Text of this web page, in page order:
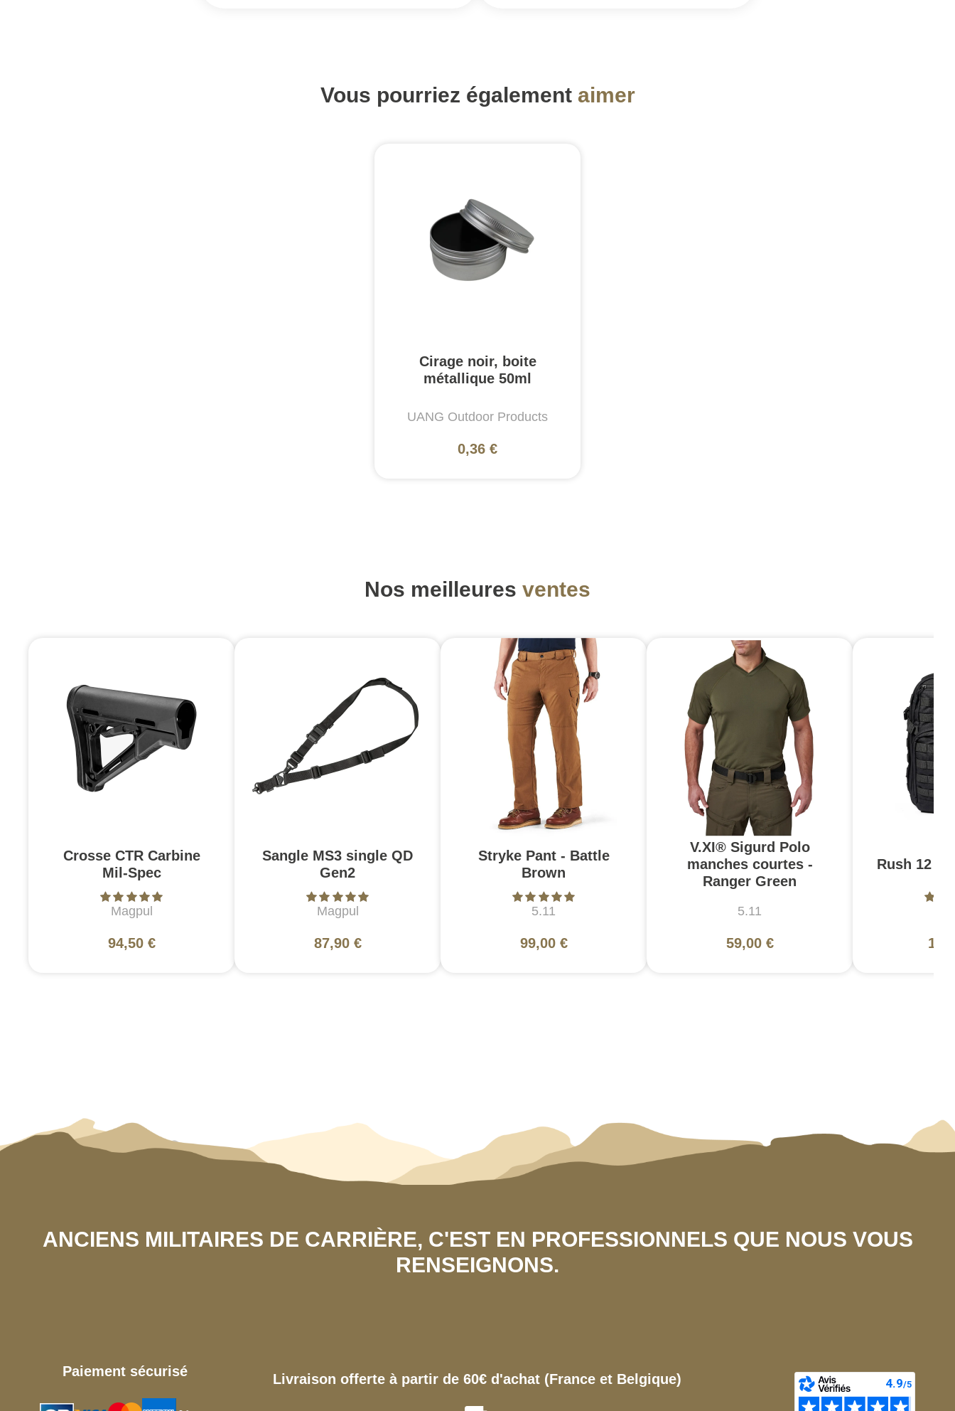
Vous pourriez également aimer
Cirage noir, boite
métallique 50ml
UANG Outdoor Products
0,36 €
Nos meilleures ventes
Crosse CTR Carbine
Mil-Spec
Magpul
94,50 €
Sangle MS3 single QD
Gen2
Magpul
87,90 €
Stryke Pant - Battle
Brown
5.11
99,00 €
V.XI® Sigurd Polo
manches courtes -
Ranger Green
5.11
59,00 €
Rush 12
ANCIENS MILITAIRES DE CARRIÈRE, C'EST EN PROFESSIONNELS QUE NOUS VOUS
RENSEIGNONS.
Paiement sécurisé Livraison offerte à partir de 60€ d'achat (France et Belgique)